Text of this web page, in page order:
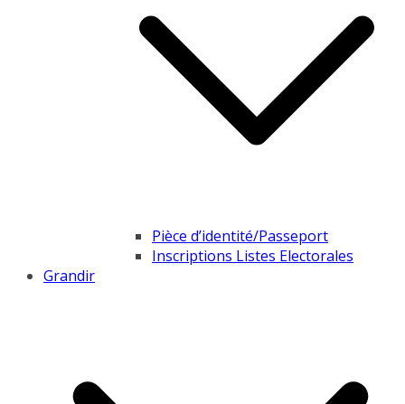
Pièce d’identité/Passeport
Inscriptions Listes Electorales
Grandir